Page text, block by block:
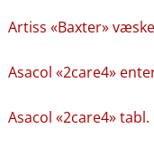
Artiss «Baxter»
Asacol «2care4»
Asacol «2care4»